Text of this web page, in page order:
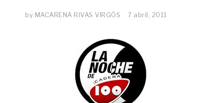
by MACARENA RIVAS VIRGÓS 7 abril, 2011